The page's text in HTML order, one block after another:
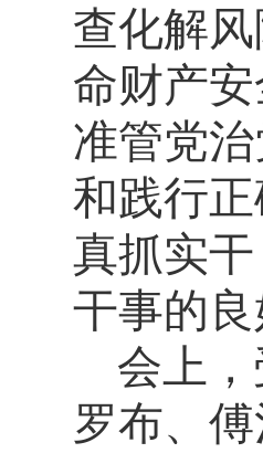
查化解
命财产
准管党
和践行
真抓实
干事的良
会上
罗布、